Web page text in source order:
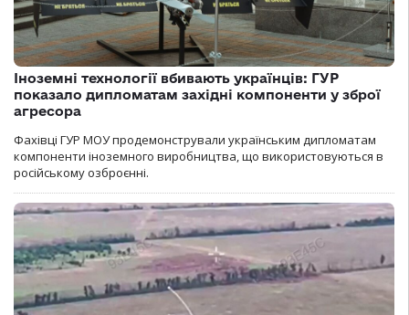
Іноземні технології вбивають українців: ГУР
показало дипломатам західні компоненти у зброї
агресора
Фахівці ГУР МОУ продемонстрували українським дипломатам
компоненти іноземного виробництва, що використовуються в
російському озброєнні.